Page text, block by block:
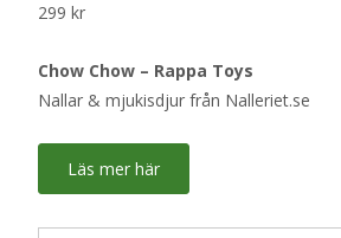
299 kr
Chow Chow – Rappa Toys
Nallar & mjukisdjur från Nalleriet.se
Läs mer här